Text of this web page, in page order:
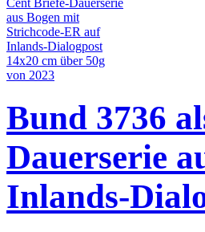
Bund 3736
Dauerserie
Inlands-